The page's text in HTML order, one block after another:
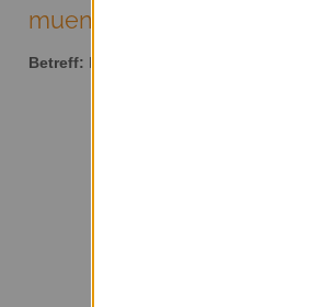
muenster AT
Betreff: